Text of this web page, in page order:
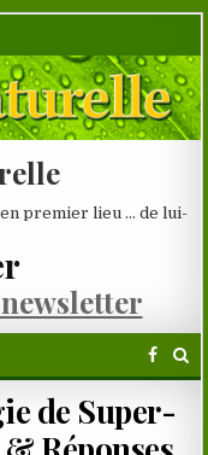
premier lieu … de lui-
de Super-